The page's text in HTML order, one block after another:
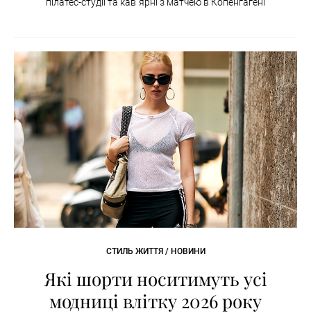
СТИЛЬ ЖИТТЯ / НОВИНИ
Які шорти носитимуть усі
модниці влітку 2026 року